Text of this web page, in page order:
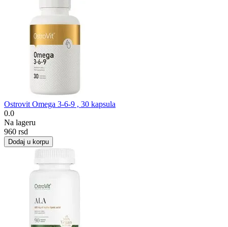
Ostrovit Omega 3-6-9 , 30 kapsula
0.0
Na lageru
‍960‍ rsd
Dodaj u korpu